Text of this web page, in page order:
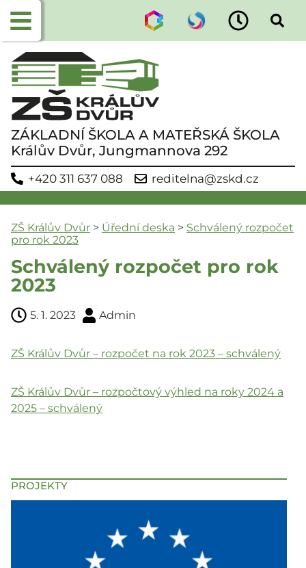
ZÁKLADNÍ ŠKOLA A MATEŘSKÁ ŠKOLA
Králův Dvůr, Jungmannova 292
+420 311 637 088 reditelna@zskd.cz
PROJEKTY
ZŠ Králův Dvůr > Úřední deska > Schválený rozpočet
pro rok 2023
Schválený rozpočet pro rok
2023
5. 1. 2023 Admin
ZŠ Králův Dvůr – rozpočet na rok 2023 – schválený
ZŠ Králův Dvůr – rozpočtový výhled na roky 2024 a
2025 – schválený